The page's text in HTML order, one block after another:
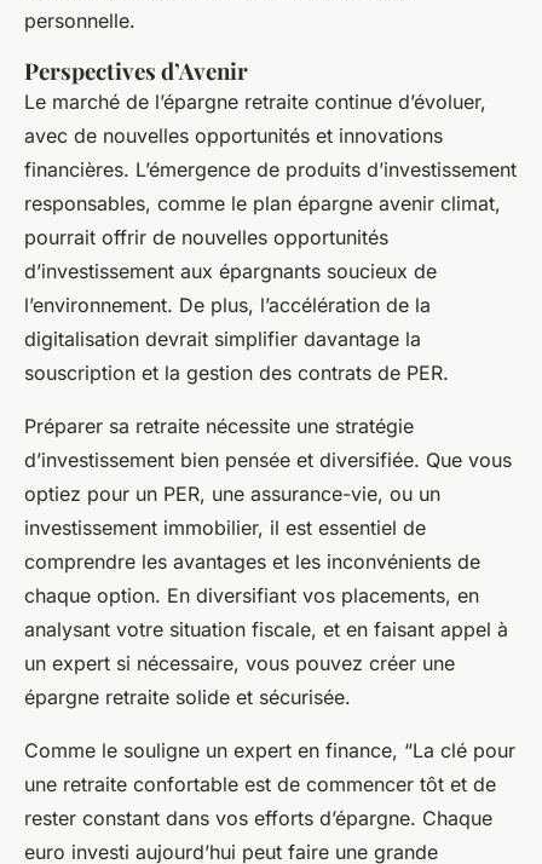
personnelle.
Perspectives d’Avenir
Le marché de l’épargne retraite continue d’évoluer,
avec de nouvelles opportunités et innovations
financières. L’émergence de produits d’investissement
responsables, comme le plan épargne avenir climat,
pourrait offrir de nouvelles opportunités
d’investissement aux épargnants soucieux de
l’environnement. De plus, l’accélération de la
digitalisation devrait simplifier davantage la
souscription et la gestion des contrats de PER.
Préparer sa retraite nécessite une stratégie
d’investissement bien pensée et diversifiée. Que vous
optiez pour un PER, une assurance-vie, ou un
investissement immobilier, il est essentiel de
comprendre les avantages et les inconvénients de
chaque option. En diversifiant vos placements, en
analysant votre situation fiscale, et en faisant appel à
un expert si nécessaire, vous pouvez créer une
épargne retraite solide et sécurisée.
Comme le souligne un expert en finance, “La clé pour
une retraite confortable est de commencer tôt et de
rester constant dans vos efforts d’épargne. Chaque
euro investi aujourd’hui peut faire une grande